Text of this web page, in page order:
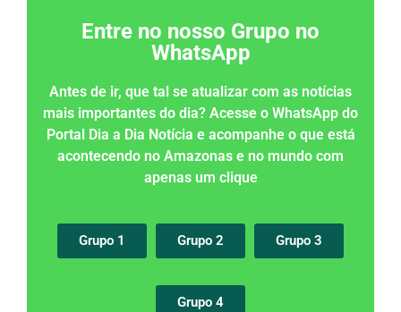
Entre no nosso Grupo no
WhatsApp
Antes de ir, que tal se atualizar com as notícias
mais importantes do dia? Acesse o WhatsApp do
Portal Dia a Dia Notícia e acompanhe o que está
acontecendo no Amazonas e no mundo com
apenas um clique
Grupo 1 Grupo 2 Grupo 3
Grupo 4